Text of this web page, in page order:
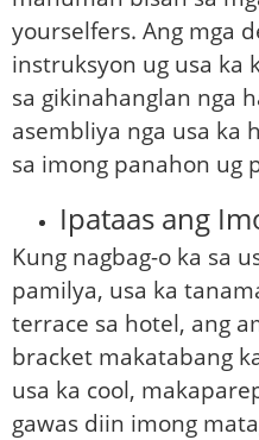
yourselfers. Ang mga
instruksyon ug usa ka
sa gikinahanglan nga
asembliya nga usa ka
sa imong panahon ug
Ipataas ang
Kung nagbag-o ka sa
pamilya, usa ka
terrace sa hotel, ang
bracket makatabang
usa ka cool,
gawas diin imong